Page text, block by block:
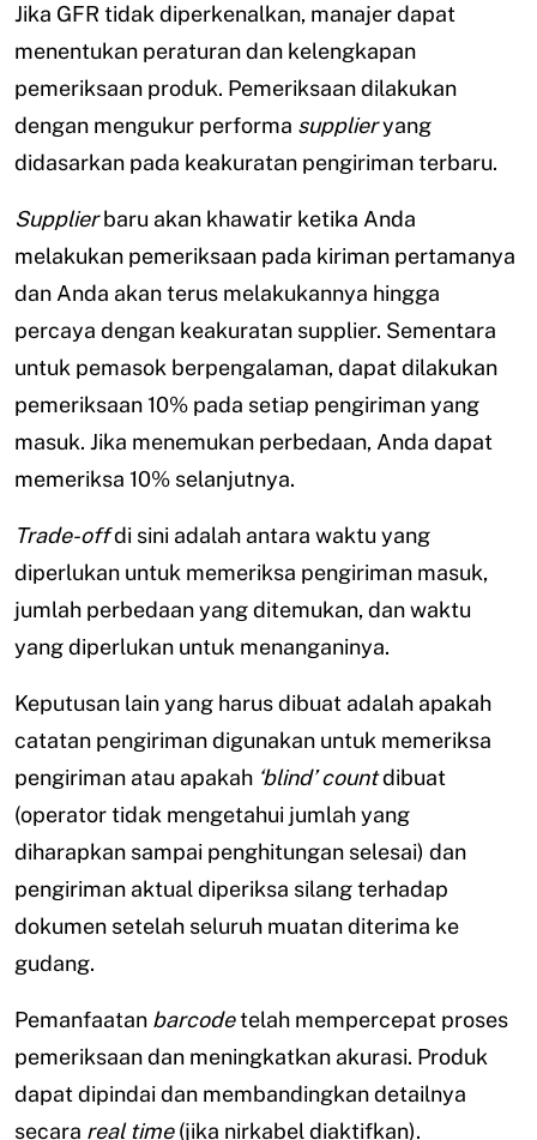
Jika GFR tidak diperkenalkan, manajer dapat
menentukan peraturan dan kelengkapan
pemeriksaan produk. Pemeriksaan dilakukan
dengan mengukur performa supplieryang
didasarkan pada keakuratan pengiriman terbaru.
Supplierbaru akan khawatir ketika Anda
melakukan pemeriksaan pada kiriman pertamanya
dan Anda akan terus melakukannya hingga
percaya dengan keakuratan supplier. Sementara
untuk pemasok berpengalaman, dapat dilakukan
pemeriksaan 10% pada setiap pengiriman yang
masuk. Jika menemukan perbedaan, Anda dapat
memeriksa 10% selanjutnya.
Trade-offdi sini adalah antara waktu yang
diperlukan untuk memeriksa pengiriman masuk,
jumlah perbedaan yang ditemukan, dan waktu
yang diperlukan untuk menanganinya.
Keputusan lain yang harus dibuat adalah apakah
catatan pengiriman digunakan untuk memeriksa
pengiriman atau apakah ‘blind’ countdibuat
(operator tidak mengetahui jumlah yang
diharapkan sampai penghitungan selesai) dan
pengiriman aktual diperiksa silang terhadap
dokumen setelah seluruh muatan diterima ke
gudang.
Pemanfaatan barcodetelah mempercepat proses
pemeriksaan dan meningkatkan akurasi. Produk
dapat dipindai dan membandingkan detailnya
secara real time(jika nirkabel diaktifkan).